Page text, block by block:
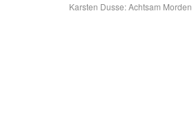
Karsten Dusse: Achtsam Morden